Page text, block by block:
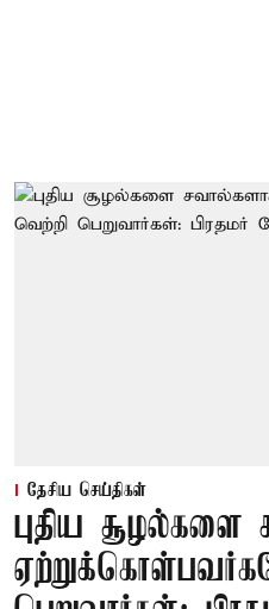
தேசிய செய்திகள்
புதிய சூழல்களை